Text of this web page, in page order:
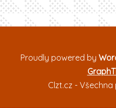
Proudly powered by
Clzt.cz -